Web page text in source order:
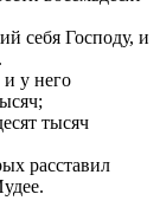
себя Господу, и
у него
тысяч
расставил